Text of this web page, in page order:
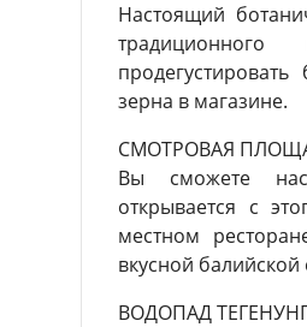
Настоящий
зерна в магазине.
СМОТРОВАЯ
Вы сможете
открывается с
местном
вкусной балийской
ВОДОПАД